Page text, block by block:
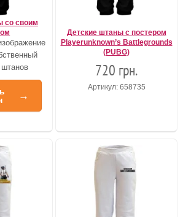
со своим
→
Детские штаны с постером
Playerunknown’s Battlegrounds
(PUBG)
720 грн.
Артикул: 658735